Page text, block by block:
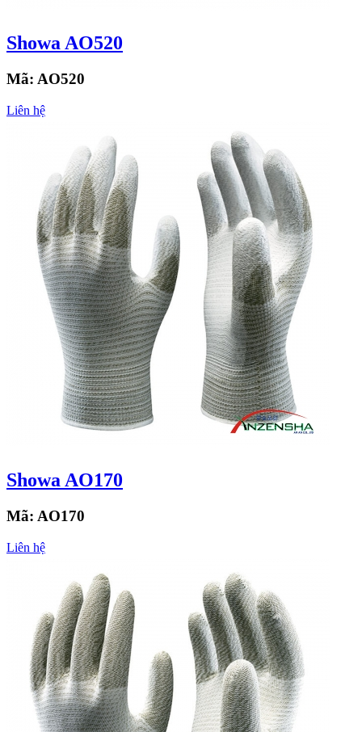
Showa AO520
Mã: AO520
Liên hệ
Showa AO170
Mã: AO170
Liên hệ